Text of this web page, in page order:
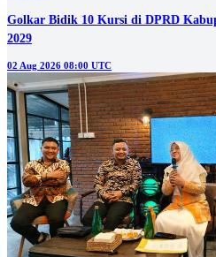
Golkar Bidik 10 Kursi di DPRD
2029
02 Aug 2026 08:00 UTC